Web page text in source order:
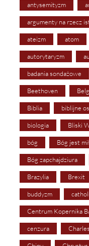
antysemityzm
argumenty na rzecz
ateizm atom
autorytaryzm
badania sondażowe
Beethoven
Biblia biblijne
biologia Bliski
bóg Bóg jest
Bóg zapchajdziura
Brazylia Brexit
buddyzm
Centrum Kopernika
cenzura